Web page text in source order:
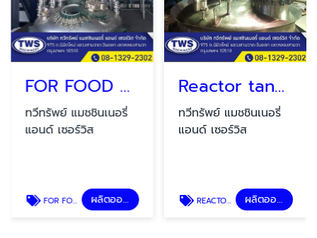
FOR FOOD AND CHEMICAL
ทวีทรัพย์ แมชชินเนอรี่
แอนด์ เซอร์วิส
FOR FOOD AND CHEMICAL ผลิตออกแบบถังอุตสาหกรรม
Reactor tank SUS 316 L.
ทวีทรัพย์ แมชชินเนอรี่
แอนด์ เซอร์วิส
REACTOR TANK SUS 316 L. ผลิตออกแบบถังอุตสาหกรรม